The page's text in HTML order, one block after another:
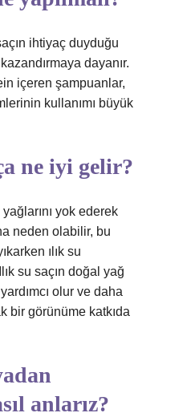
ihtiyaç duyduğu
dayanır.
içeren şampuanlar,
kullanımı büyük
ne iyi gelir?
yok ederek
neden olabilir, bu
ılık su
su saçın doğal yağ
olur ve daha
bir görünüme katkıda
anlarız?